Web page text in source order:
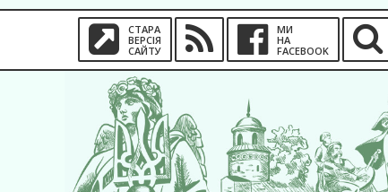
СТАРА
ВЕРСІЯ
САЙТУ
МИ
НА
FACEBOOK